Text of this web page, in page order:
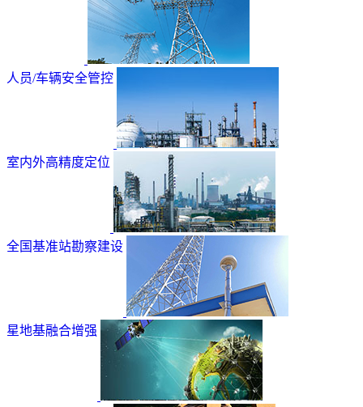
人员/车辆安全管控
室内外高精度定位
全国基准站勘察建设
星地基融合增强